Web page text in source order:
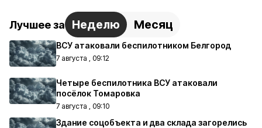
Лучшее за Неделю Месяц
ВСУ атаковали беспилотником Белгород
7 августа , 09:12
Четыре беспилотника ВСУ атаковали
посёлок Томаровка
7 августа , 09:10
Здание соцобъекта и два склада загорелись